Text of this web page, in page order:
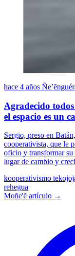
hace 4 años
Agradecido
el espacio es un
Sergio, preso en
cooperativista, que le
oficio y transformar su
lugar de cambio y
kooperativismo
rehegua
Moñe'ẽ artículo →